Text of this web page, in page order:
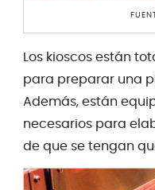
Los kioscos están
para preparar una
Además, están
necesarios para
de que se tengan